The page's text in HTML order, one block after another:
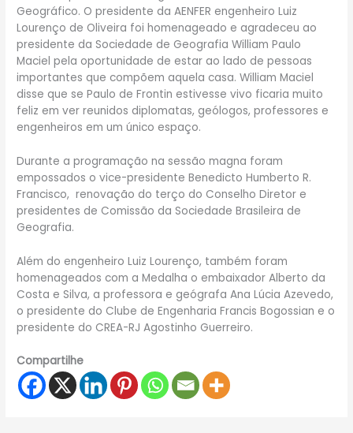
Geográfico. O presidente da AENFER engenheiro Luiz
Lourenço de Oliveira foi homenageado e agradeceu ao
presidente da Sociedade de Geografia William Paulo
Maciel pela oportunidade de estar ao lado de pessoas
importantes que compõem aquela casa. William Maciel
disse que se Paulo de Frontin estivesse vivo ficaria muito
feliz em ver reunidos diplomatas, geólogos, professores e
engenheiros em um único espaço.
Durante a programação na sessão magna foram
empossados o vice-presidente Benedicto Humberto R.
Francisco, renovação do terço do Conselho Diretor e
presidentes de Comissão da Sociedade Brasileira de
Geografia.
Além do engenheiro Luiz Lourenço, também foram
homenageados com a Medalha o embaixador Alberto da
Costa e Silva, a professora e geógrafa Ana Lúcia Azevedo,
o presidente do Clube de Engenharia Francis Bogossian e o
presidente do CREA-RJ Agostinho Guerreiro.
Compartilhe